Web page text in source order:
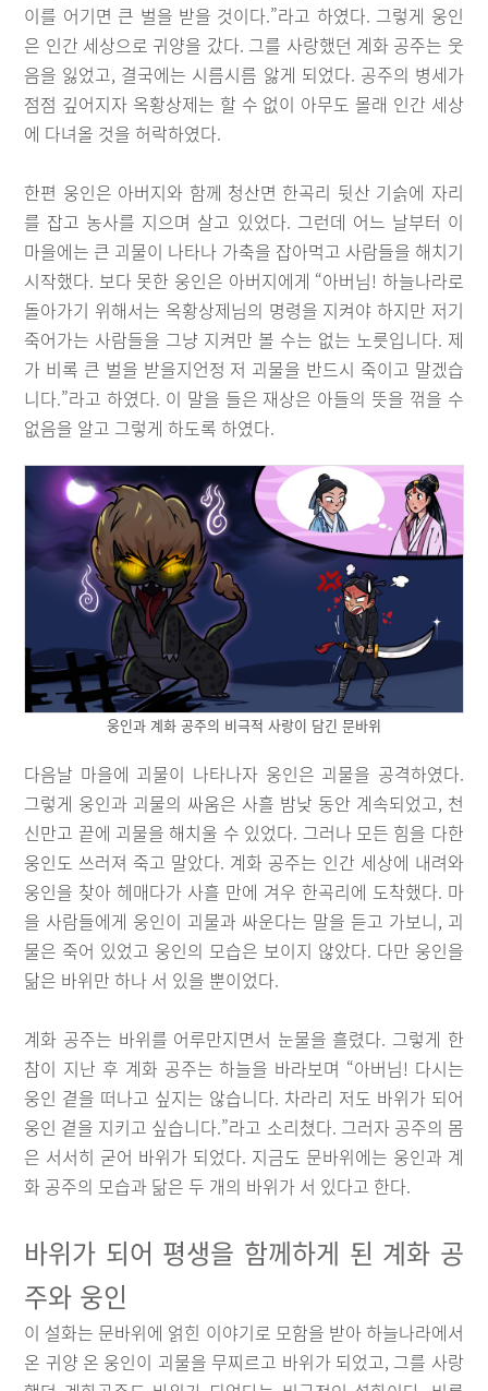
이를 어기면 큰 벌을 받을 것이다.”라고 하였다. 그렇게 웅인
은 인간 세상으로 귀양을 갔다. 그를 사랑했던 계화 공주는 웃
음을 잃었고, 결국에는 시름시름 앓게 되었다. 공주의 병세가
점점 깊어지자 옥황상제는 할 수 없이 아무도 몰래 인간 세상
에 다녀올 것을 허락하였다.
한편 웅인은 아버지와 함께 청산면 한곡리 뒷산 기슭에 자리
를 잡고 농사를 지으며 살고 있었다. 그런데 어느 날부터 이
마을에는 큰 괴물이 나타나 가축을 잡아먹고 사람들을 해치기
시작했다. 보다 못한 웅인은 아버지에게 “아버님! 하늘나라로
돌아가기 위해서는 옥황상제님의 명령을 지켜야 하지만 저기
죽어가는 사람들을 그냥 지켜만 볼 수는 없는 노릇입니다. 제
가 비록 큰 벌을 받을지언정 저 괴물을 반드시 죽이고 말겠습
니다.”라고 하였다. 이 말을 들은 재상은 아들의 뜻을 꺾을 수
없음을 알고 그렇게 하도록 하였다.
웅인과 계화 공주의 비극적 사랑이 담긴 문바위
다음날 마을에 괴물이 나타나자 웅인은 괴물을 공격하였다.
그렇게 웅인과 괴물의 싸움은 사흘 밤낮 동안 계속되었고, 천
신만고 끝에 괴물을 해치울 수 있었다. 그러나 모든 힘을 다한
웅인도 쓰러져 죽고 말았다. 계화 공주는 인간 세상에 내려와
웅인을 찾아 헤매다가 사흘 만에 겨우 한곡리에 도착했다. 마
을 사람들에게 웅인이 괴물과 싸운다는 말을 듣고 가보니, 괴
물은 죽어 있었고 웅인의 모습은 보이지 않았다. 다만 웅인을
닮은 바위만 하나 서 있을 뿐이었다.
계화 공주는 바위를 어루만지면서 눈물을 흘렸다. 그렇게 한
참이 지난 후 계화 공주는 하늘을 바라보며 “아버님! 다시는
웅인 곁을 떠나고 싶지는 않습니다. 차라리 저도 바위가 되어
웅인 곁을 지키고 싶습니다.”라고 소리쳤다. 그러자 공주의 몸
은 서서히 굳어 바위가 되었다. 지금도 문바위에는 웅인과 계
화 공주의 모습과 닮은 두 개의 바위가 서 있다고 한다.
바위가 되어 평생을 함께하게 된 계화 공
주와 웅인
이 설화는 문바위에 얽힌 이야기로 모함을 받아 하늘나라에서
온 귀양 온 웅인이 괴물을 무찌르고 바위가 되었고, 그를 사랑